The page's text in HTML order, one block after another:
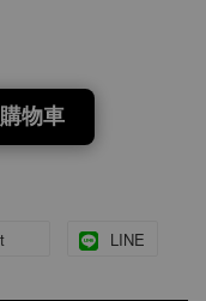
物車
LINE